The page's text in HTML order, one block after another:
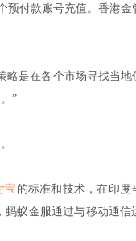
预付款账号充值。香港金
略是在各个市场寻找当地
”
宝的标准和技术，在印度
蚂蚁金服通过与移动通信